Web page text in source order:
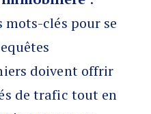
clés pour se
doivent offrir
de trafic tout en